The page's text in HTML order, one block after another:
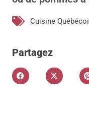
Cuisine
Partagez